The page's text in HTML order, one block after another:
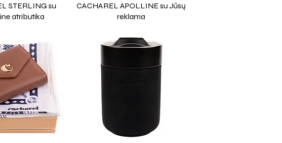
STERLING su
atributika
CACHAREL APOLLINE su Jūsų
reklama